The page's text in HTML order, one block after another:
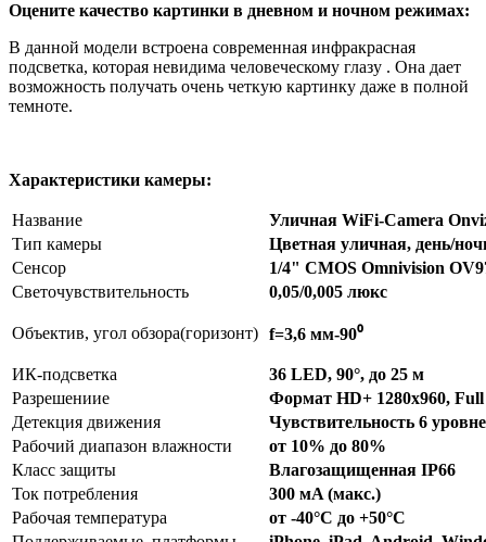
Оцените качество картинки в дневном и ночном режимах:
В данной модели встроена современная инфракрасная
подсветка, которая невидима человеческому глазу . Она дает
возможность получать очень четкую картинку даже в полной
темноте.
Характеристики камеры:
Название
Уличная WiFi-Camera
Тип камеры
Цветная уличная, день/
Сенсор
1/4" CMOS Omnivision
Светочувствительность
0,05/0,005 люкс
Объектив, угол обзора(горизонт) f=3,6 мм-90⁰
ИК-подсветка
36 LED, 90°, до 25 м
Разрешениие
Формат HD+ 1280х960,
Детекция движения
Чувствительность 6
Рабочий диапазон влажности
от 10% до 80%
Класс защиты
Влагозащищенная IP66
Ток потребления
300 мA (макс.)
Рабочая температура
от -40°С до +50°С